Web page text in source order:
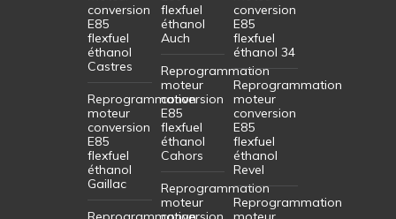
conversion
E85
flexfuel
éthanol
Castres
Reprogrammation
moteur
conversion
E85
flexfuel
éthanol
Gaillac
flexfuel
éthanol
Auch
Reprogrammation
moteur
conversion
E85
flexfuel
éthanol
Cahors
Reprogrammation
moteur
conversion
E85
flexfuel
éthanol 34
Reprogrammation
moteur
conversion
E85
flexfuel
éthanol
Revel
Reprogrammation